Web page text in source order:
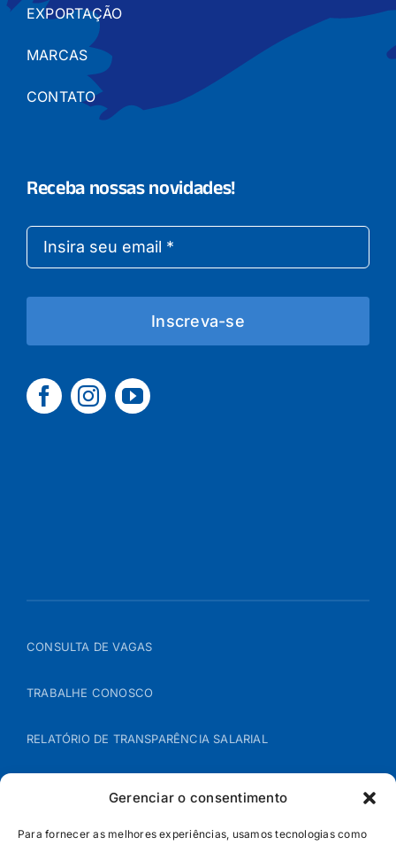
Gerenciar o consentimento
Para fornecer as melhores experiências, usamos tecnologias como
EXPORTAÇÃO
MARCAS
CONTATO
Receba nossas novidades!
Inscreva-se
CONSULTA DE VAGAS
TRABALHE CONOSCO
RELATÓRIO DE TRANSPARÊNCIA SALARIAL
POLÍTICA DE COOKIES